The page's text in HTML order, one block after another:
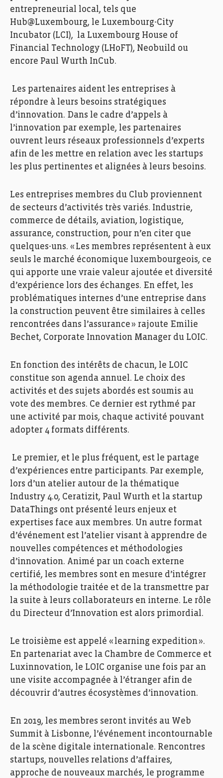
entrepreneurial local, tels que
Hub@Luxembourg, le Luxembourg-City
Incubator (LCI), la Luxembourg House of
Financial Technology (LHoFT), Neobuild ou
encore Paul Wurth InCub.
Les partenaires aident les entreprises à
répondre à leurs besoins stratégiques
d’innovation. Dans le cadre d’appels à
l’innovation par exemple, les partenaires
ouvrent leurs réseaux professionnels d’experts
afin de les mettre en relation avec les startups
les plus pertinentes et alignées à leurs besoins.
Les entreprises membres du Club proviennent
de secteurs d’activités très variés. Industrie,
commerce de détails, aviation, logistique,
assurance, construction, pour n’en citer que
quelques-uns. « Les membres représentent à eux
seuls le marché économique luxembourgeois, ce
qui apporte une vraie valeur ajoutée et diversité
d’expérience lors des échanges. En effet, les
problématiques internes d’une entreprise dans
la construction peuvent être similaires à celles
rencontrées dans l’assurance » rajoute Emilie
Bechet, Corporate Innovation Manager du LOIC.
En fonction des intérêts de chacun, le LOIC
constitue son agenda annuel. Le choix des
activités et des sujets abordés est soumis au
vote des membres. Ce dernier est rythmé par
une activité par mois, chaque activité pouvant
adopter 4 formats différents.
Le premier, et le plus fréquent, est le partage
d’expériences entre participants. Par exemple,
lors d’un atelier autour de la thématique
Industry 4.0, Ceratizit, Paul Wurth et la startup
DataThings ont présenté leurs enjeux et
expertises face aux membres. Un autre format
d’événement est l’atelier visant à apprendre de
nouvelles compétences et méthodologies
d’innovation. Animé par un coach externe
certifié, les membres sont en mesure d’intégrer
la méthodologie traitée et de la transmettre par
la suite à leurs collaborateurs en interne. Le rôle
du Directeur d’Innovation est alors primordial.
Le troisième est appelé «learning expedition».
En partenariat avec la Chambre de Commerce et
Luxinnovation, le LOIC organise une fois par an
une visite accompagnée à l’étranger afin de
découvrir d’autres écosystèmes d’innovation.
En 2019, les membres seront invités au Web
Summit à Lisbonne, l’événement incontournable
de la scène digitale internationale. Rencontres
startups, nouvelles relations d’affaires,
approche de nouveaux marchés, le programme